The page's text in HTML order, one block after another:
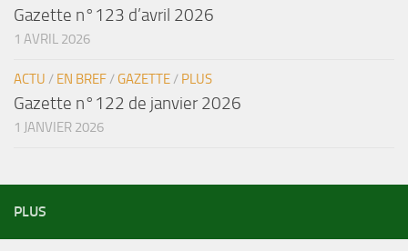
Gazette n°123 d’avril 2026
1 AVRIL 2026
ACTU / EN BREF/GAZETTE/ PLUS
Gazette n°122 de janvier 2026
1 JANVIER 2026
PLUS